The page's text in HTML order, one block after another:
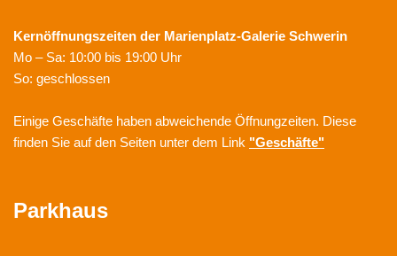
Kernöffnungszeiten der Marienplatz-Galerie Schwerin
Mo – Sa: 10:00 bis 19:00 Uhr
So: geschlossen
Einige Geschäfte haben abweichende Öffnungzeiten. Diese
finden Sie auf den Seiten unter dem Link "Geschäfte"
Parkhaus